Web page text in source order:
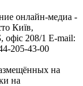
онлайн-медиа -
Київ,
208/1 E-mail:
205-43-00
на
на